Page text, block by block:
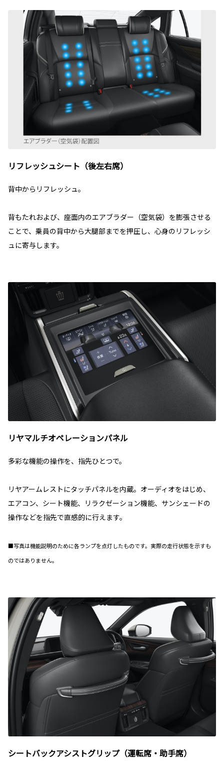
リフレッシュシート（後左右席）
背中からリフレッシュ。
背もたれおよび、座面内のエアブラダー（空気袋）を膨張させる
ことで、乗員の背中から大腿部までを押圧し、心身のリフレッシ
ュに寄与します。
リヤマルチオペレーションパネル
多彩な機能の操作を、指先ひとつで。
リヤアームレストにタッチパネルを内蔵。オーディオをはじめ、
エアコン、シート機能、リラクゼーション機能、サンシェードの
操作などを指先で直感的に行えます。
■写真は機能説明のために各ランプを点灯したものです。実際の走行状態を示すも
のではありません。
シートバックアシストグリップ（運転席・助手席）